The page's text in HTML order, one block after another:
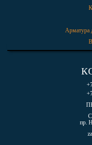
Арматура
пр.